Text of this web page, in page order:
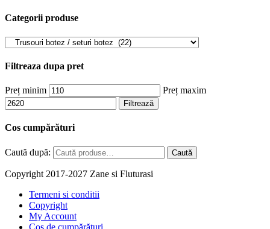
Categorii produse
Filtreaza dupa pret
Preț minim Preț maxim
Filtrează
Cos cumpărături
Caută după: Caută
Copyright 2017-2027 Zane si Fluturasi
Termeni si conditii
Copyright
My Account
Coș de cumpărături